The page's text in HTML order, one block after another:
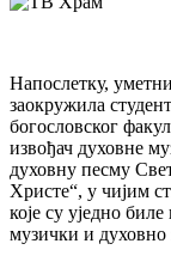
Напослетку,
заокружила
богословског
извођач духовне
духовну песму
Христе“, у чијим
које су уједно
музички и духовно